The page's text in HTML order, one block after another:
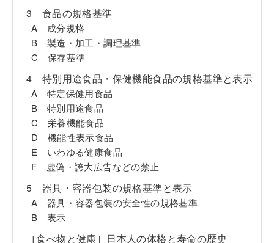
3 食品の規格基準
A 成分規格
B 製造・加工・調理基準
C 保存基準
4 特別用途食品・保健機能食品の規格基準と表示
A 特定保健用食品
B 特別用途食品
C 栄養機能食品
D 機能性表示食品
E いわゆる健康食品
F 虚偽・誇大広告などの禁止
5 器具・容器包装の規格基準と表示
A 器具・容器包装の安全性の規格基準
B 表示
［食べ物と健康］日本人の体格と寿命の歴史